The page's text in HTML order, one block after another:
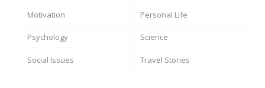
Motivation Personal Life
Psychology Science
Social Issues Travel Stories